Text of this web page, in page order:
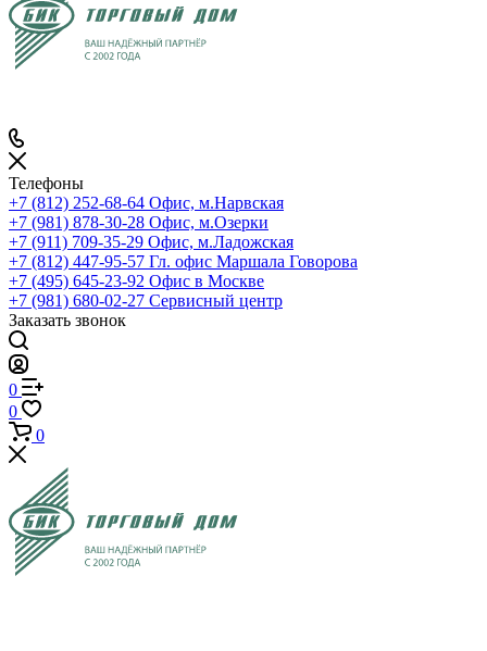
Телефоны
+7 (812) 252-68-64 Офис, м.Нарвская
+7 (981) 878-30-28 Офис, м.Озерки
+7 (911) 709-35-29 Офис, м.Ладожская
+7 (812) 447-95-57 Гл. офис Маршала Говорова
+7 (495) 645-23-92 Офис в Москве
+7 (981) 680-02-27 Сервисный центр
Заказать звонок
0
0
0